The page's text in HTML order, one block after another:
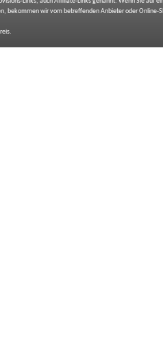
bekommen wir vom betreffenden Anbieter oder Online-